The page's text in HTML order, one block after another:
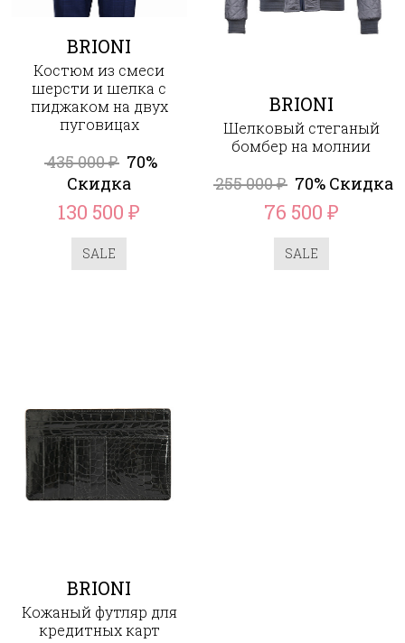
BRIONI
Костюм из смеси
шерсти и шелка с
пиджаком на двух
пуговицах
435 000₽ 70%
Скидка
130 500₽
SALE
BRIONI
Шелковый стеганый
бомбер на молнии
255 000₽ 70% Скидка
76 500 ₽
SALE
BRIONI
Кожаный футляр для
кредитных карт